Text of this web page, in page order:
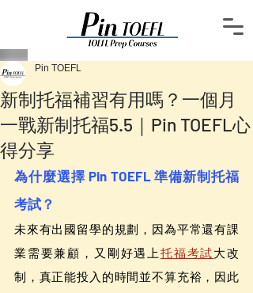
新制托福補習有用嗎？一個月
一戰新制托福5.5｜Pin TOEFL心
得分享
Pin TOEFL
為什麼選擇 Pin TOEFL 準備新制托福
考試？
未來有出國留學的規劃，因為平常還有課
業需要兼顧，又剛好遇上 托福考試大改
制，真正能投入的時間並不算充裕，因此